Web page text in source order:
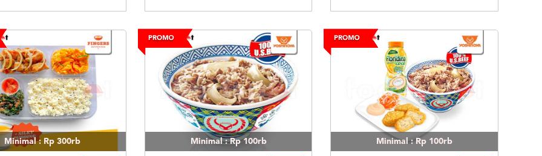
Minimal : Rp 300rb Minimal : Rp 100rb Minimal : Rp 100rb